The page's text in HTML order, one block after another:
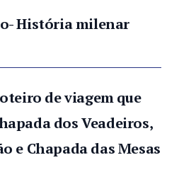
História milenar
de viagem que
dos Veadeiros,
e Chapada das Mesas